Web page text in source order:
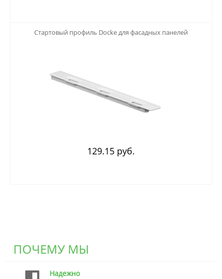
Стартовый профиль Docke для фасадных панелей
129.15 руб.
ПОЧЕМУ МЫ
Надежно